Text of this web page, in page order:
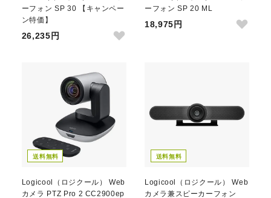
ーフォン SP 30 【キャンペー
ン特価】
26,235円
ーフォン SP 20 ML
18,975円
送料無料
Logicool（ロジクール） Web
カメラ PTZ Pro 2 CC2900ep
送料無料
Logicool（ロジクール） Web
カメラ兼スピーカーフォン